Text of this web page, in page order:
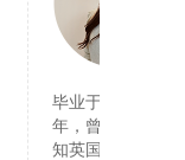
毕业于英国爱丁
年，曾为英国本
知英国、中国香